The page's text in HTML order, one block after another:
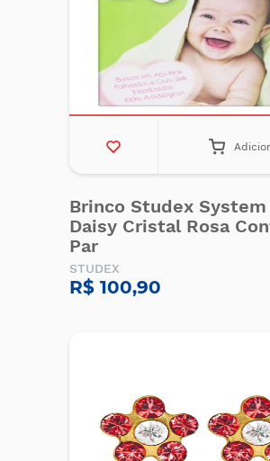
Brinco Studex System
Daisy Cristal Rosa
Par
STUDEX
R$ 100,90